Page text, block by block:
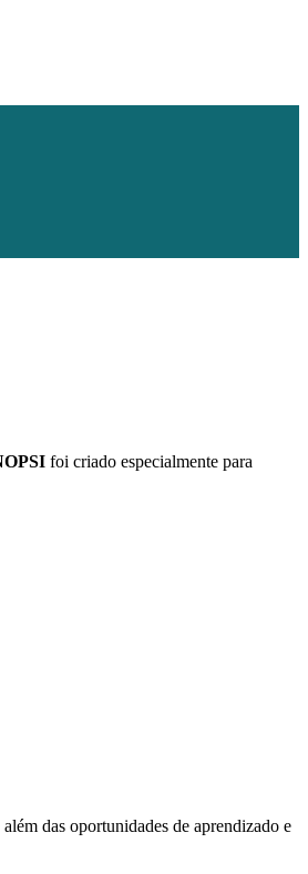
foi criado especialmente para
das oportunidades de aprendizado e